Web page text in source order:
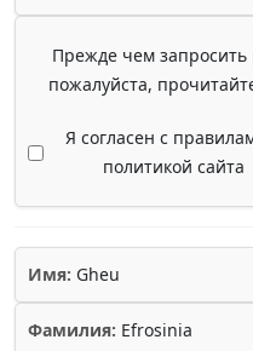
Прежде чем
пожалуйста,
Я согласен с
политикой сайта
Имя: Gheu
Фамилия: Efrosinia